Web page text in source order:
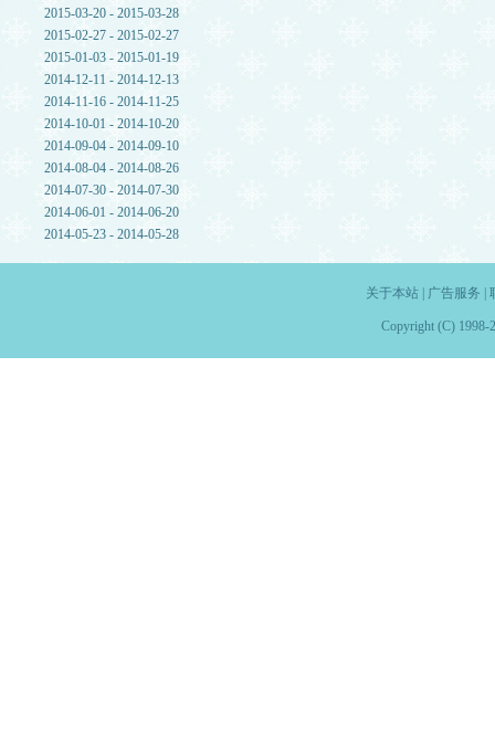
2015-03-20 - 2015-03-28
2015-02-27 - 2015-02-27
2015-01-03 - 2015-01-19
2014-12-11 - 2014-12-13
2014-11-16 - 2014-11-25
2014-10-01 - 2014-10-20
2014-09-04 - 2014-09-10
2014-08-04 - 2014-08-26
2014-07-30 - 2014-07-30
2014-06-01 - 2014-06-20
2014-05-23 - 2014-05-28
关于本站| 广告服务
Copyright (C) 1998-